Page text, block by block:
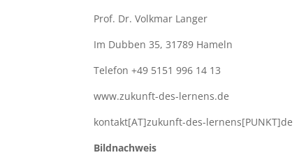
Prof. Dr. Volkmar Langer
Im Dubben 35, 31789 Hameln
Telefon +49 5151 996 14 13
www.zukunft-des-lernens.de
kontakt[AT]zukunft-des-lernens[PUNKT]de
Bildnachweis